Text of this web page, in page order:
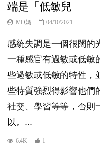
端是「低敏兒」
MO媽 04/10/2021
感統失調是一個很闊的
一種感官有過敏或低敏
些過敏或低敏的特性，
些特質強烈得影響他們
社交、學習等等，否則
以。...
6.4K 1